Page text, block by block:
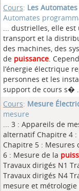
Cours: Les
Automates
... dustrielles, elle
transport et la
des machines, des
de puissance.
l’énergie électrique
personnes et les
support de cours s�
Cours: Mesure
mesure
... 3 : Appareils de
alternatif Chapitre 4
Chapitre 5 : Mesures
6 : Mesure de la
Travaux dirigés N1
Travaux dirigés N4
mesure et